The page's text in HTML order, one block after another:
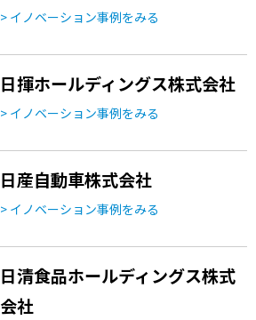
> イノベーション事例をみる
日揮ホールディングス株式会社
> イノベーション事例をみる
日産自動車株式会社
> イノベーション事例をみる
日清食品ホールディングス株式
会社